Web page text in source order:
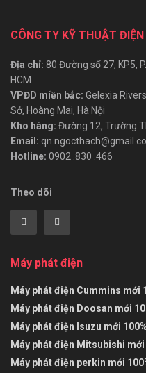
CÔNG TY KỸ THUẬT
Địa chỉ: 80 Đường số 27, KP5,
HCM
VPĐD miền bắc: Gelexia
Sở, Hoàng Mai, Hà Nội
Kho hàng: Đường 12, Trường
Email:
Hotline: 0902 .830 .466
Theo dõi
Máy phát điện
Máy phát điện Cummins mới
Máy phát điện Doosan mới
Máy phát điện Isuzu mới 100%
Máy phát điện Mitsubishi mới
Máy phát điện perkin mới